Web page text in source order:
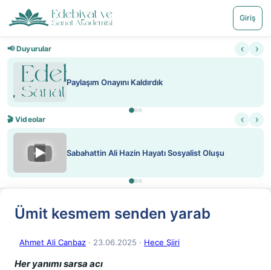
Giriş
📢 Duyurular ‹ ›
Paylaşım Onayını Kaldırdık
🎬 Videolar ‹ ›
Sabahattin Ali Hazin Hayatı Sosyalist Oluşu
Ümit kesmem senden yarab
Ahmet Ali Canbaz · 23.06.2025 · Hece Şiiri
Her yanımı sarsa acı